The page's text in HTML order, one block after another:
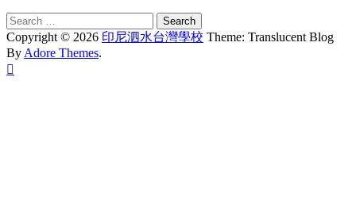
Search
for:
Copyright © 2026 印尼泗水台灣學校 Theme: Translucent Blog
By Adore Themes.